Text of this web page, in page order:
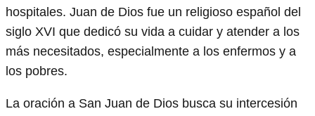
hospitales. Juan de Dios fue un religioso español del
siglo XVI que dedicó su vida a cuidar y atender a los
más necesitados, especialmente a los enfermos y a
los pobres.
La oración a San Juan de Dios busca su intercesión